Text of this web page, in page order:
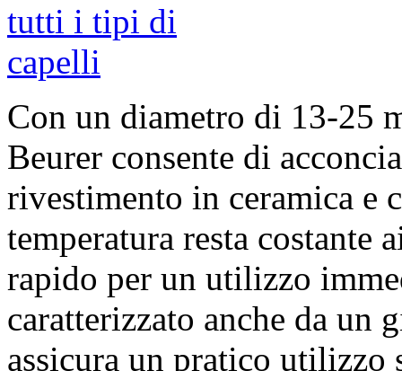
Con un diametro di 13-25
Beurer consente di
rivestimento in ceramica e
temperatura resta costante
rapido per un utilizzo
caratterizzato anche da un
assicura un pratico utilizzo